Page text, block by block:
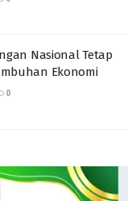
Nasional Tetap
Ekonomi
0